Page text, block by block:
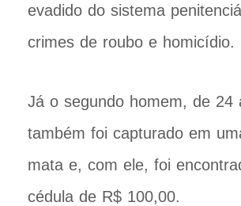
evadido do sistema
crimes de roubo e homicídio.
Já o segundo homem, de 24
também foi capturado em
mata e, com ele, foi
cédula de R$ 100,00.